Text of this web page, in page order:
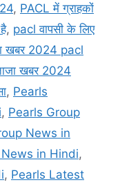
, PACL में ग्राहकों
, pacl वापसी के लिए
खबर 2024 pacl
खबर 2024
, Pearls
, Pearls Group
News in
in Hindi,
, Pearls Latest